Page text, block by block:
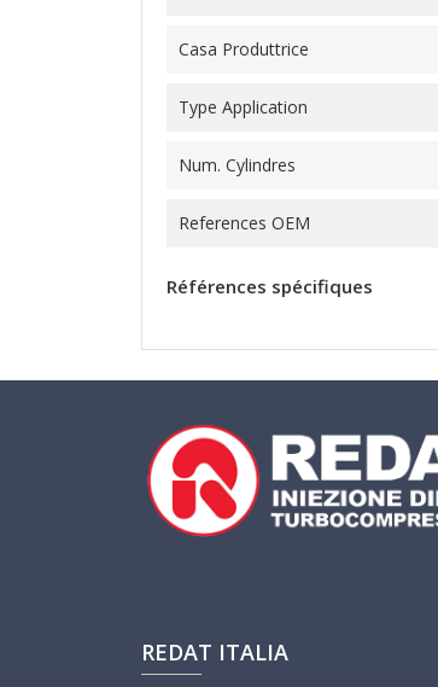
Casa Produttrice
Type Application
Num. Cylindres
References OEM
Références spécifiques
REDAT ITALIA